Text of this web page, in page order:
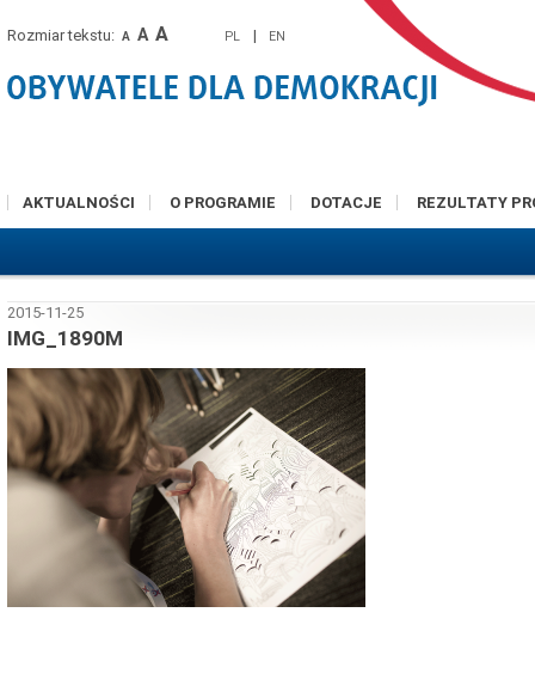
Rozmiar tekstu: A A A PL | EN
AKTUALNOŚCI O PROGRAMIE DOTACJE REZULTATY
2015-11-25
IMG_1890M